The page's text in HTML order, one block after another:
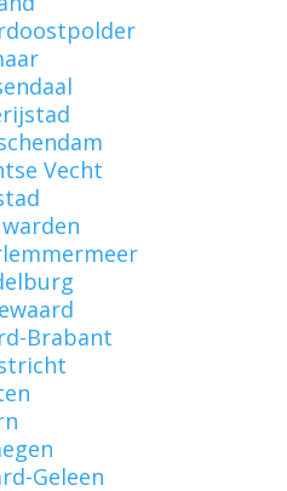
Vecht
Brabant
Geleen